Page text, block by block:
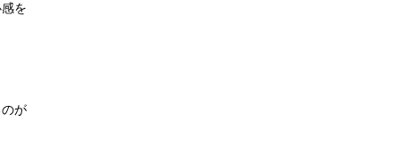
を
が